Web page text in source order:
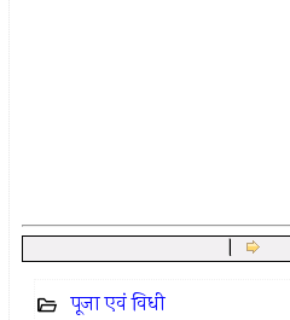
पूजा एवं विधी